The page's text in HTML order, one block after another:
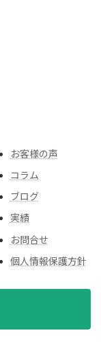
お客様の声
コラム
ブログ
実績
お問合せ
個人情報保護方針